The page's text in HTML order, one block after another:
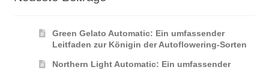
Green Gelato Automatic: Ein umfassender
Leitfaden zur Königin der Autoflowering‑Sorten
Northern Light Automatic: Ein umfassender